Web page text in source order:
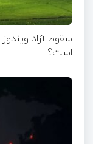
سقوط آزاد
است؟